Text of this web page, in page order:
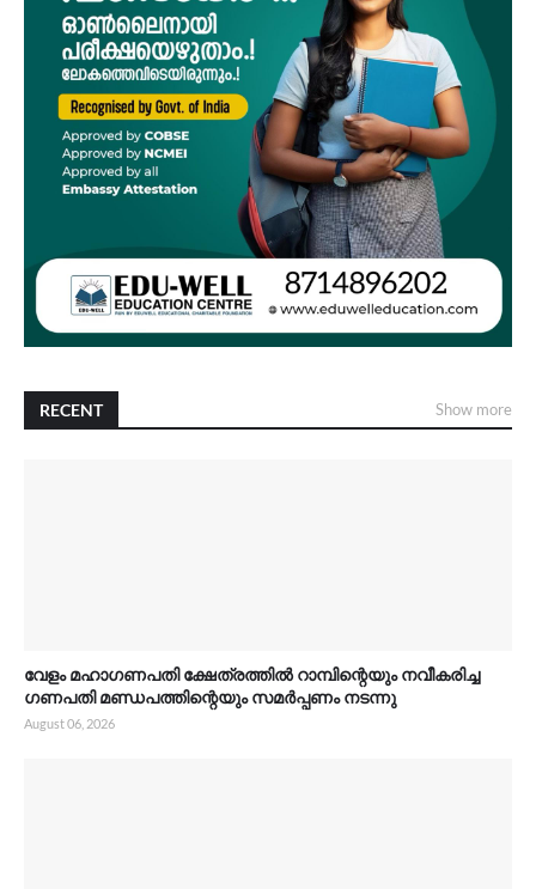
RECENT Show more
വേളം മഹാഗണപതി ക്ഷേത്രത്തിൽ റാമ്പിന്റെയും നവീകരിച്ച
ഗണപതി മണ്ഡപത്തിന്റെയും സമർപ്പണം നടന്നു
August 06, 2026